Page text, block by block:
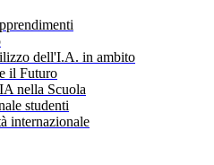
dell'I.A. in ambito
il Futuro
nella Scuola
studenti
internazionale